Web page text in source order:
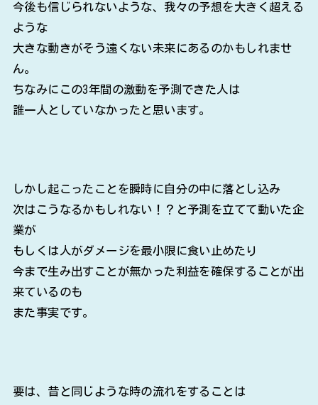
今後も信じられないような、我々の予想を大きく超える
ような
大きな動きがそう遠くない未来にあるのかもしれませ
ん。
ちなみにこの3年間の激動を予測できた人は
誰一人としていなかったと思います。
しかし起こったことを瞬時に自分の中に落とし込み
次はこうなるかもしれない！？と予測を立てて動いた企
業が
もしくは人がダメージを最小限に食い止めたり
今まで生み出すことが無かった利益を確保することが出
来ているのも
また事実です。
要は、昔と同じような時の流れをすることは